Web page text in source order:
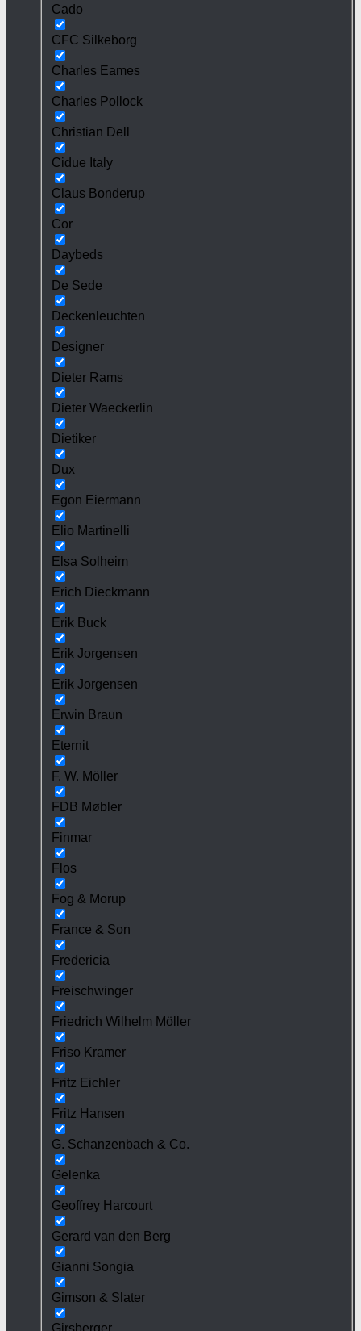
Cado
CFC Silkeborg
Charles Eames
Charles Pollock
Christian Dell
Cidue Italy
Claus Bonderup
Cor
Daybeds
De Sede
Deckenleuchten
Designer
Dieter Rams
Dieter Waeckerlin
Dietiker
Dux
Egon Eiermann
Elio Martinelli
Elsa Solheim
Erich Dieckmann
Erik Buck
Erik Jorgensen
Erik Jorgensen
Erwin Braun
Eternit
F. W. Möller
FDB Møbler
Finmar
Flos
Fog & Morup
France & Son
Fredericia
Freischwinger
Friedrich Wilhelm Möller
Friso Kramer
Fritz Eichler
Fritz Hansen
G. Schanzenbach & Co.
Gelenka
Geoffrey Harcourt
Gerard van den Berg
Gianni Songia
Gimson & Slater
Girsberger